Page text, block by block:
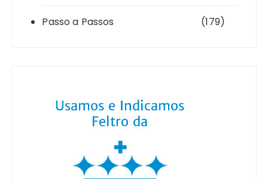
Passo a Passos (179)